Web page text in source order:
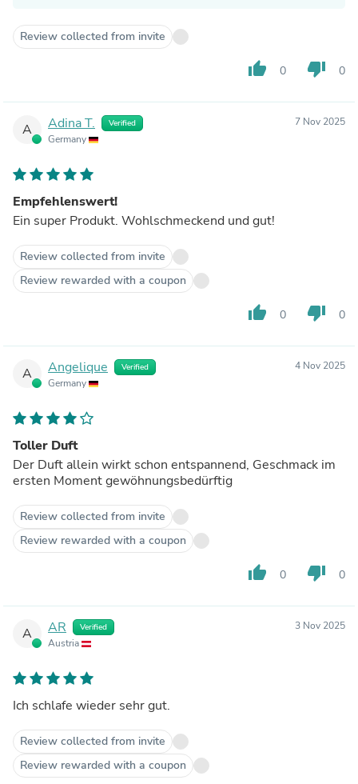
Review collected from invite
thumb_up 0 thumb_down 0
A Adina T. Verified
Germany
7 Nov 2025
Empfehlenswert!
Ein super Produkt. Wohlschmeckend und gut!
Review collected from invite
Review rewarded with a coupon
thumb_up 0 thumb_down 0
A Angelique Verified
Germany
4 Nov 2025
Toller Duft
Der Duft allein wirkt schon entspannend, Geschmack im
ersten Moment gewöhnungsbedürftig
Review collected from invite
Review rewarded with a coupon
thumb_up 0 thumb_down 0
A AR Verified
Austria
3 Nov 2025
Ich schlafe wieder sehr gut.
Review collected from invite
Review rewarded with a coupon